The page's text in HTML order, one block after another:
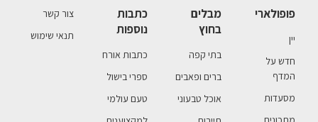
פופולארי
יין
חדש על
המדף
מסעדות
מבלים
בחוץ
בתי קפה
ברים ופאבים
אוכל טבעוני
כתבות
נוספות
כתבות אורח
ספרי בישול
טעם עולמי
צור קשר
תנאי שימוש